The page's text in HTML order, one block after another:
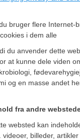
bruger flere Internet-
i dem alle
du anvender dette
at kunne dele viden
og en masse andet
fra andre
websted kan
videoer, billeder,